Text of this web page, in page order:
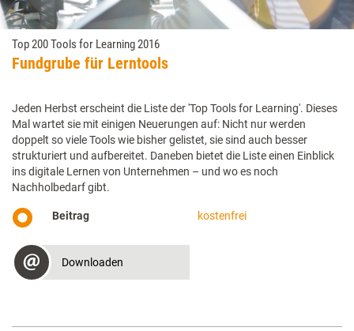
Top 200 Tools for Learning 2016
Fundgrube für Lerntools
Jeden Herbst erscheint die Liste der 'Top Tools for Learning'. Dieses
Mal wartet sie mit einigen Neuerungen auf: Nicht nur werden
doppelt so viele Tools wie bisher gelistet, sie sind auch besser
strukturiert und aufbereitet. Daneben bietet die Liste einen Einblick
ins digitale Lernen von Unternehmen – und wo es noch
Nachholbedarf gibt.
Beitrag kostenfrei
Downloaden